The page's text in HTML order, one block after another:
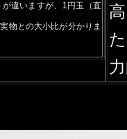
違いますが、1円玉（直
物との大小比が分かりま